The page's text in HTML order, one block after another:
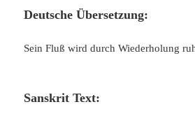
Deutsche Übersetzung:
Sein Fluß wird durch Wiederholung
Sanskrit Text: